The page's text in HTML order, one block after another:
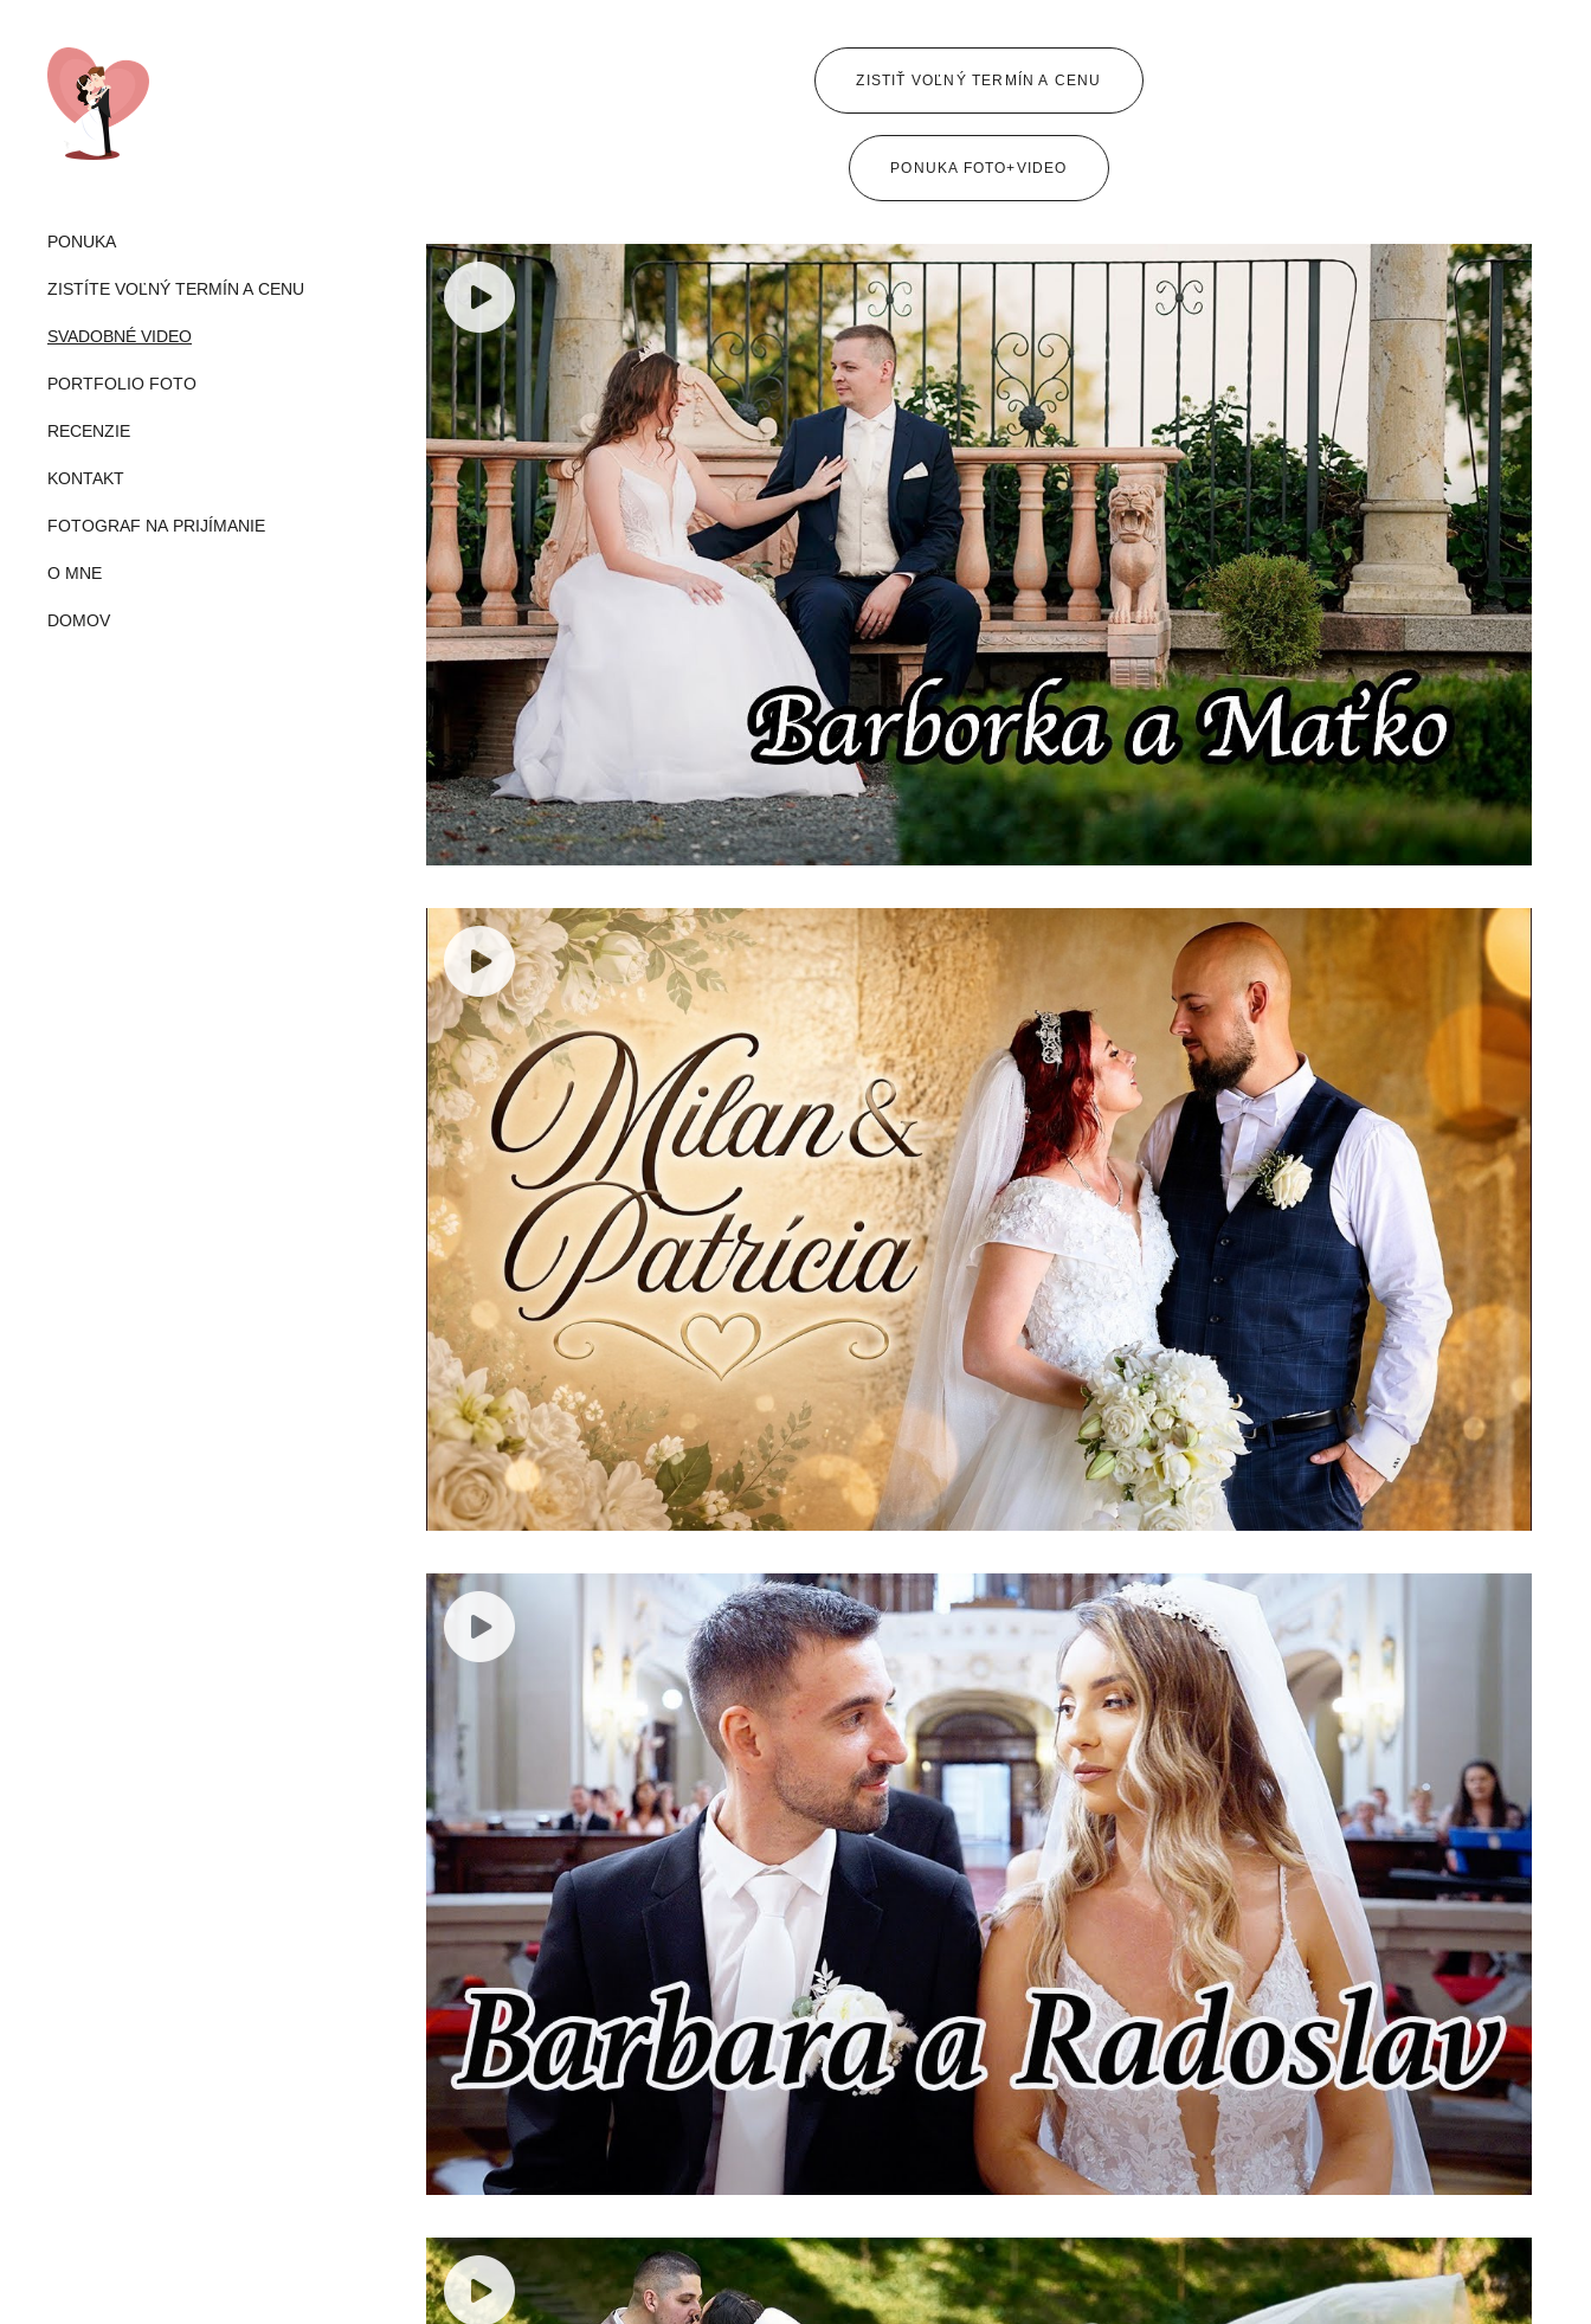
PONUKA
ZISTÍTE VOĽNÝ TERMÍN A CENU
SVADOBNÉ VIDEO
PORTFOLIO FOTO
RECENZIE
KONTAKT
FOTOGRAF NA PRIJÍMANIE
O MNE
DOMOV
ZISTIŤ VOĽNÝ TERMÍN A CENU
PONUKA FOTO+VIDEO